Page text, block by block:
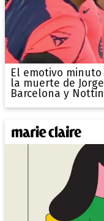
El emotivo
la muerte de
Barcelona y